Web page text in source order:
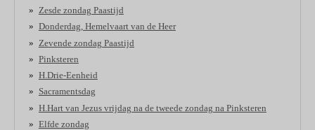
Zesde zondag Paastijd
Donderdag, Hemelvaart van de Heer
Zevende zondag Paastijd
Pinksteren
H.Drie-Eenheid
Sacramentsdag
H.Hart van Jezus vrijdag na de tweede zondag na Pinksteren
Elfde zondag